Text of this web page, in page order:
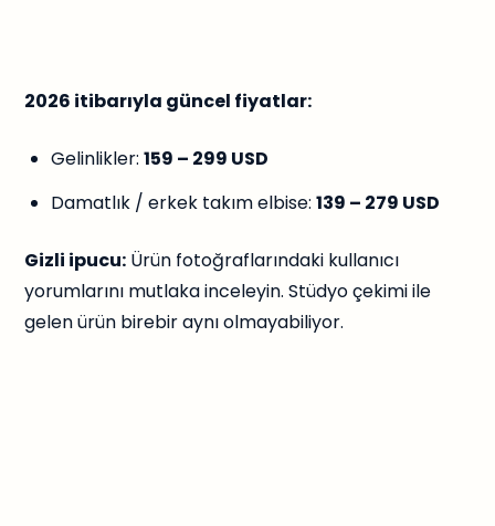
2026 itibarıyla güncel fiyatlar:
Gelinlikler:159 – 299 USD
Damatlık / erkek takım elbise:139 – 279 USD
Gizli ipucu: Ürün fotoğraflarındaki kullanıcı
yorumlarını mutlaka inceleyin. Stüdyo çekimi ile
gelen ürün birebir aynı olmayabiliyor.